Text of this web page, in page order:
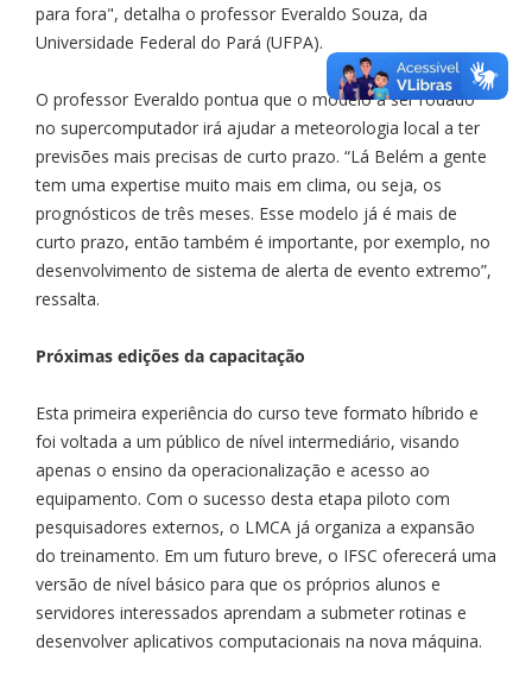
para fora", detalha o professor Everaldo Souza, da
Universidade Federal do Pará (UFPA).
O professor Everaldo pontua que o modelo a ser rodado
no supercomputador irá ajudar a meteorologia local a ter
previsões mais precisas de curto prazo. “Lá Belém a gente
tem uma expertise muito mais em clima, ou seja, os
prognósticos de três meses. Esse modelo já é mais de
curto prazo, então também é importante, por exemplo, no
desenvolvimento de sistema de alerta de evento extremo”,
ressalta.
Próximas edições da capacitação
Esta primeira experiência do curso teve formato híbrido e
foi voltada a um público de nível intermediário, visando
apenas o ensino da operacionalização e acesso ao
equipamento. Com o sucesso desta etapa piloto com
pesquisadores externos, o LMCA já organiza a expansão
do treinamento. Em um futuro breve, o IFSC oferecerá uma
versão de nível básico para que os próprios alunos e
servidores interessados aprendam a submeter rotinas e
desenvolver aplicativos computacionais na nova máquina.